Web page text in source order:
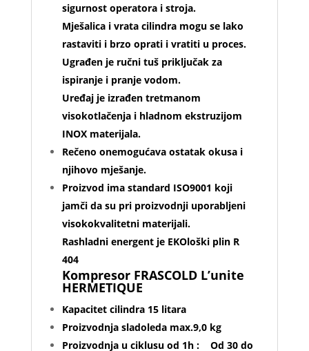
sigurnost operatora i stroja.
Mješalica i vrata cilindra mogu se lako
rastaviti i brzo oprati i vratiti u proces.
Ugrađen je ručni tuš priključak za
ispiranje i pranje vodom.
Uređaj je izrađen tretmanom
visokotlačenja i hladnom ekstruzijom
INOX materijala.
Rečeno onemogućava ostatak okusa i
njihovo mješanje.
Proizvod ima standard ISO9001 koji
jamči da su pri proizvodnji uporabljeni
visokokvalitetni materijali.
Rashladni energent je EKOloški plin R
404
Kompresor FRASCOLD L’unite
HERMETIQUE
Kapacitet cilindra 15 litara
Proizvodnja sladoleda max.9,0 kg
Proizvodnja u ciklusu od 1h : Od 30 do